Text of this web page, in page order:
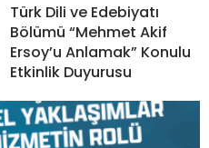
Türk Dili ve Edebiyatı
Bölümü “Mehmet Akif
Ersoy’u Anlamak” Konulu
Etkinlik Duyurusu